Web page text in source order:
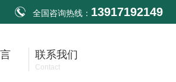
全国咨询热线： 13917192149
联系我们
Contact